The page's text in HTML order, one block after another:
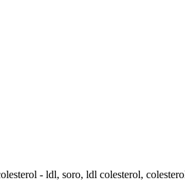
- ldl, soro, ldl colesterol,